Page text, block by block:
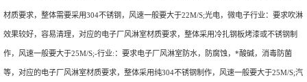
材质要求，整体需要采用304不锈钢，风速一般要大于22M/S;光电，微电子行业：要求吹淋
效果较好，容易清理，对应的电子厂风淋室材质要求，整体采用冷扎钢板烤漆或不锈钢制
作，风速一般要大于25M/S;-行业:：要求电子厂风淋室防水，防腐蚀，*酸碱，消毒防菌
等，对应的电子厂风淋室材质要求，整体采用纯304不锈钢制作，风速一般要大于25M/S;汽